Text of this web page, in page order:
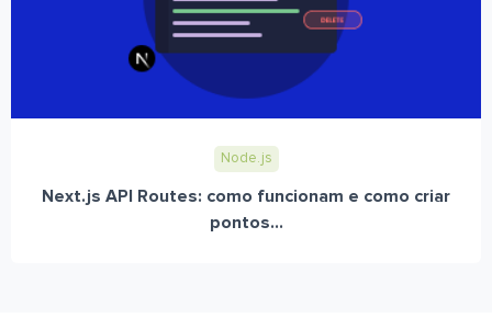
Node.js
Next.js API Routes: como funcionam e como criar
pontos...